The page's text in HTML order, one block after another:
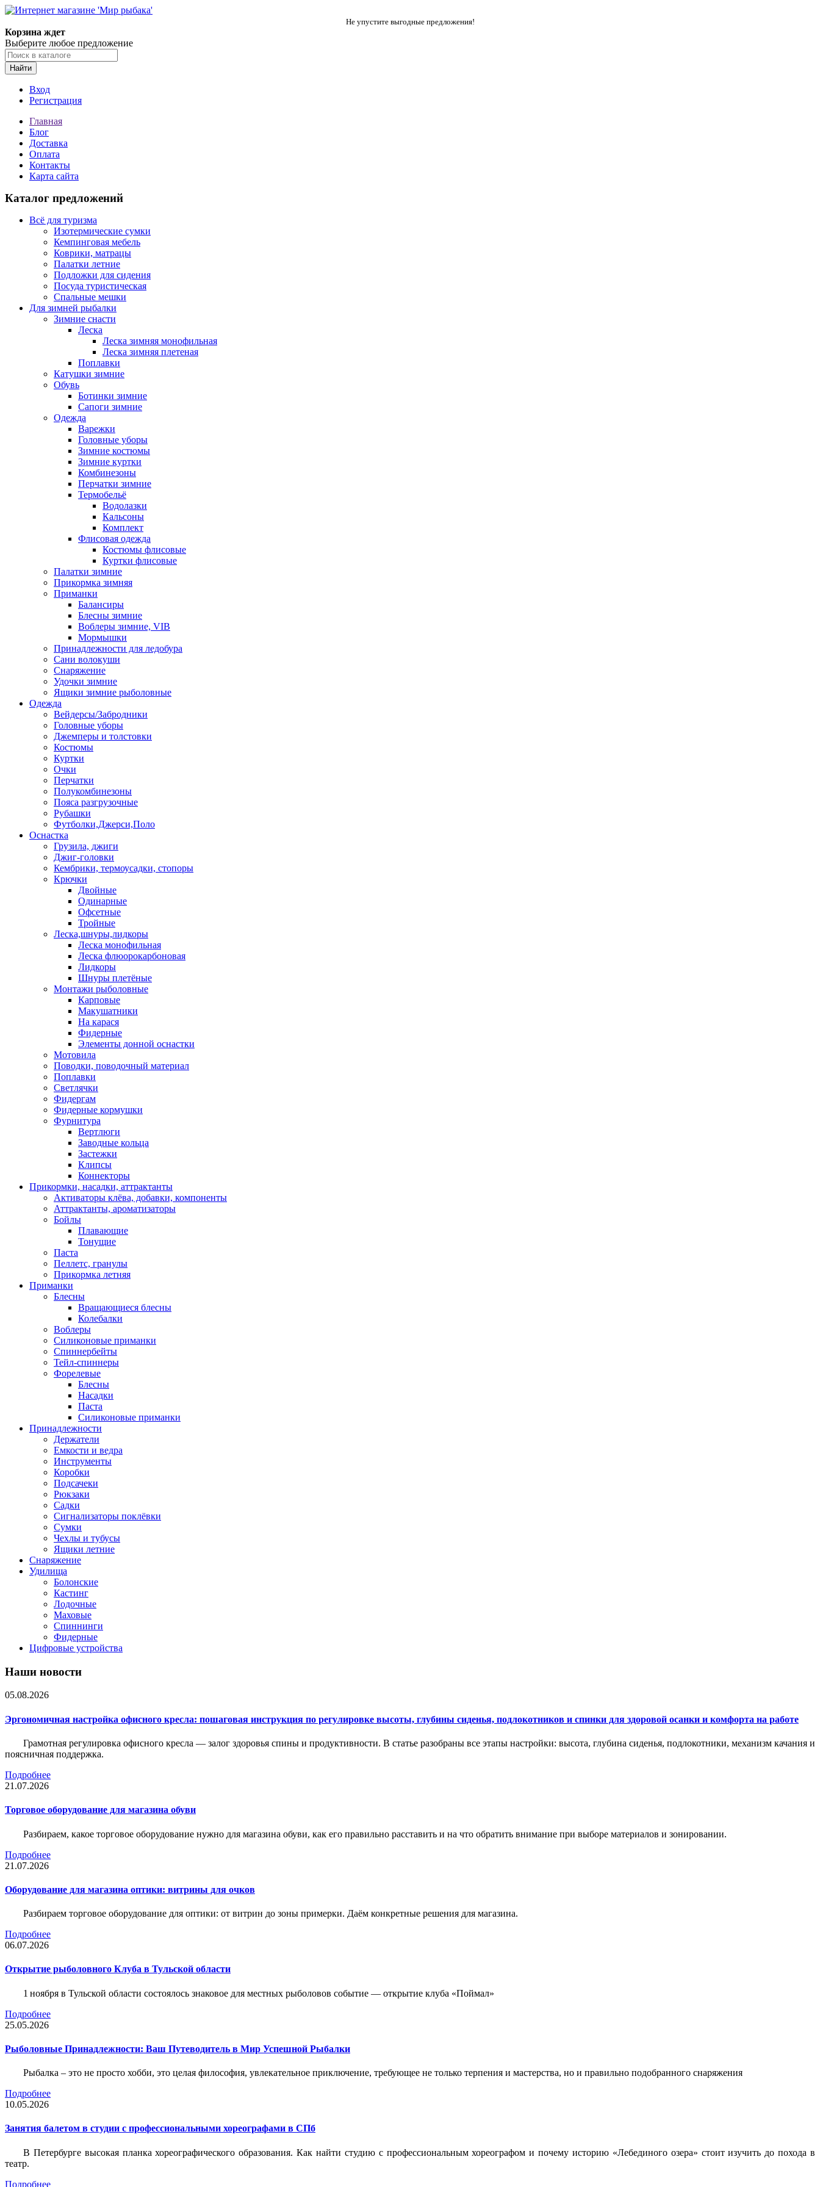
Не упустите выгодные предложения!
Корзина ждет
Выберите любое предложение
Найти
Вход
Регистрация
Главная
Блог
Доставка
Оплата
Контакты
Карта сайта
Каталог предложений
Всё для туризма
Изотермические сумки
Кемпинговая мебель
Коврики, матрацы
Палатки летние
Подложки для сидения
Посуда туристическая
Спальные мешки
Для зимней рыбалки
Зимние снасти
Леска
Леска зимняя монофильная
Леска зимняя плетеная
Поплавки
Катушки зимние
Обувь
Ботинки зимние
Сапоги зимние
Одежда
Варежки
Головные уборы
Зимние костюмы
Зимние куртки
Комбинезоны
Перчатки зимние
Термобельё
Водолазки
Кальсоны
Комплект
Флисовая одежда
Костюмы флисовые
Куртки флисовые
Палатки зимние
Прикормка зимняя
Приманки
Балансиры
Блесны зимние
Воблеры зимние, VIB
Мормышки
Принадлежности для ледобура
Сани волокуши
Снаряжение
Удочки зимние
Ящики зимние рыболовные
Одежда
Вейдерсы/Забродники
Головные уборы
Джемперы и толстовки
Костюмы
Куртки
Очки
Перчатки
Полукомбинезоны
Пояса разгрузочные
Рубашки
Футболки,Джерси,Поло
Оснастка
Грузила, джиги
Джиг-головки
Кембрики, термоусадки, стопоры
Крючки
Двойные
Одинарные
Офсетные
Тройные
Леска,шнуры,лидкоры
Леска монофильная
Леска флюорокарбоновая
Лидкоры
Шнуры плетёные
Монтажи рыболовные
Карповые
Макушатники
На карася
Фидерные
Элементы донной оснастки
Мотовила
Поводки, поводочный материал
Поплавки
Светлячки
Фидергам
Фидерные кормушки
Фурнитура
Вертлюги
Заводные кольца
Застежки
Клипсы
Коннекторы
Прикормки, насадки, аттрактанты
Активаторы клёва, добавки, компоненты
Аттрактанты, ароматизаторы
Бойлы
Плавающие
Тонущие
Паста
Пеллетс, гранулы
Прикормка летняя
Приманки
Блесны
Вращающиеся блесны
Колебалки
Воблеры
Силиконовые приманки
Спиннербейты
Тейл-спиннеры
Форелевые
Блесны
Насадки
Паста
Силиконовые приманки
Принадлежности
Держатели
Емкости и ведра
Инструменты
Коробки
Подсачеки
Рюкзаки
Садки
Сигнализаторы поклёвки
Сумки
Чехлы и тубусы
Ящики летние
Снаряжение
Удилища
Болонские
Кастинг
Лодочные
Маховые
Спиннинги
Фидерные
Цифровые устройства
Наши новости
05.08.2026
Эргономичная настройка офисного кресла: пошаговая инструкция по регулировке высоты, глубины сиденья, подлокотников и спинки для здоровой осанки и комфорта на работе
Грамотная регулировка офисного кресла — залог здоровья спины и продуктивности. В статье разобраны все этапы настройки: высота, глубина сиденья, подлокотники, механизм качания и
поясничная поддержка.
Подробнее
21.07.2026
Торговое оборудование для магазина обуви
Разбираем, какое торговое оборудование нужно для магазина обуви, как его правильно расставить и на что обратить внимание при выборе материалов и зонировании.
Подробнее
21.07.2026
Оборудование для магазина оптики: витрины для очков
Разбираем торговое оборудование для оптики: от витрин до зоны примерки. Даём конкретные решения для магазина.
Подробнее
06.07.2026
Открытие рыболовного Клуба в Тульской области
1 ноября в Тульской области состоялось знаковое для местных рыболовов событие — открытие клуба «Поймал»
Подробнее
25.05.2026
Рыболовные Принадлежности: Ваш Путеводитель в Мир Успешной Рыбалки
Рыбалка – это не просто хобби, это целая философия, увлекательное приключение, требующее не только терпения и мастерства, но и правильно подобранного снаряжения
Подробнее
10.05.2026
Занятия балетом в студии с профессиональными хореографами в СПб
В Петербурге высокая планка хореографического образования. Как найти студию с профессиональным хореографом и почему историю «Лебединого озера» стоит изучить до похода в
театр.
Подробнее